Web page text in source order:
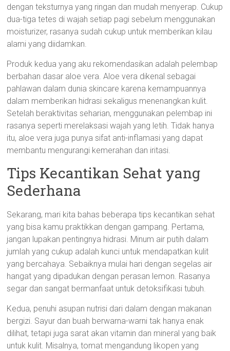
dengan teksturnya yang ringan dan mudah menyerap. Cukup
dua-tiga tetes di wajah setiap pagi sebelum menggunakan
moisturizer, rasanya sudah cukup untuk memberikan kilau
alami yang diidamkan.
Produk kedua yang aku rekomendasikan adalah pelembap
berbahan dasar aloe vera. Aloe vera dikenal sebagai
pahlawan dalam dunia skincare karena kemampuannya
dalam memberikan hidrasi sekaligus menenangkan kulit.
Setelah beraktivitas seharian, menggunakan pelembap ini
rasanya seperti merelaksasi wajah yang letih. Tidak hanya
itu, aloe vera juga punya sifat anti-inflamasi yang dapat
membantu mengurangi kemerahan dan iritasi.
Tips Kecantikan Sehat yang
Sederhana
Sekarang, mari kita bahas beberapa tips kecantikan sehat
yang bisa kamu praktikkan dengan gampang. Pertama,
jangan lupakan pentingnya hidrasi. Minum air putih dalam
jumlah yang cukup adalah kunci untuk mendapatkan kulit
yang bercahaya. Sebaiknya mulai hari dengan segelas air
hangat yang dipadukan dengan perasan lemon. Rasanya
segar dan sangat bermanfaat untuk detoksifikasi tubuh.
Kedua, penuhi asupan nutrisi dari dalam dengan makanan
bergizi. Sayur dan buah berwarna-warni tak hanya enak
dilihat, tetapi juga sarat akan vitamin dan mineral yang baik
untuk kulit. Misalnya, tomat mengandung likopen yang